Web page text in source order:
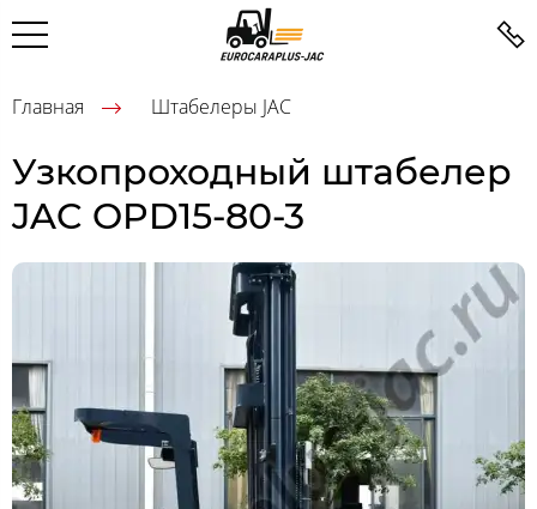
Главная Штабелеры JAC
Узкопроходный штабелер
JAC OPD15-80-3